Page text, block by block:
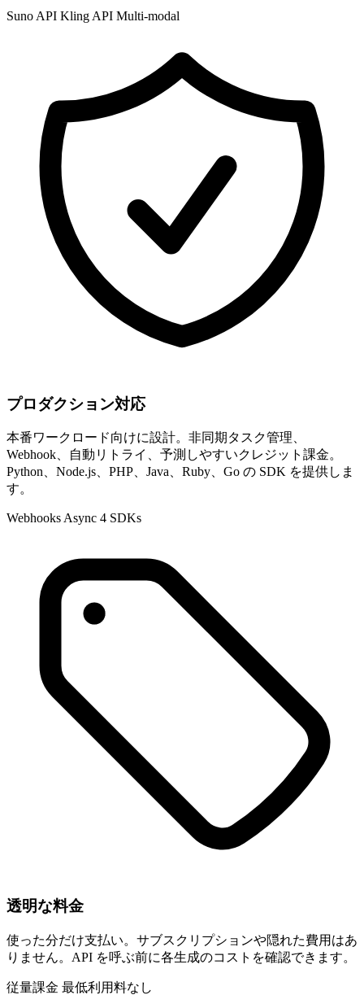
Suno API Kling API Multi-modal
プロダクション対応
本番ワークロード向けに設計。非同期タスク管理、
Webhook、自動リトライ、予測しやすいクレジット課金。
Python、Node.js、PHP、Java、Ruby、Go の SDK を提供しま
す。
Webhooks Async 4 SDKs
透明な料金
使った分だけ支払い。サブスクリプションや隠れた費用はあ
りません。API を呼ぶ前に各生成のコストを確認できます。
従量課金 最低利用料なし